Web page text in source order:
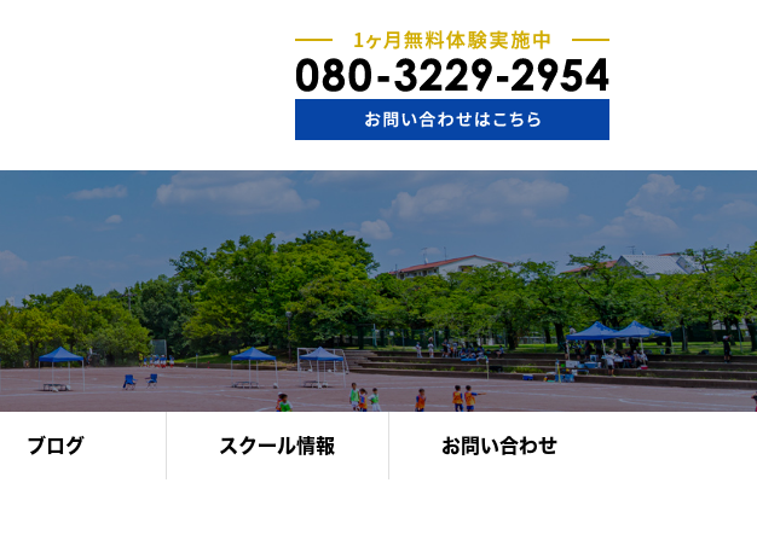
ブログ スクール情報 お問い合わせ